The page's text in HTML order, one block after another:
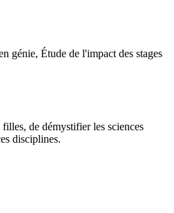
génie, Étude de l'impact des stages
de démystifier les sciences
disciplines.